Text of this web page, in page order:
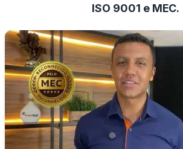
ISO 9001 e MEC.